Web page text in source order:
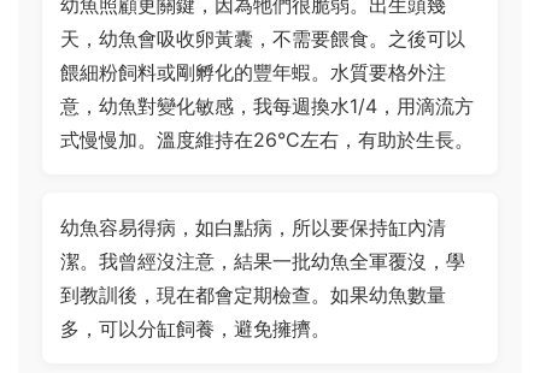
幼魚照顧更關鍵，因為牠們很脆弱。出生頭幾
天，幼魚會吸收卵黃囊，不需要餵食。之後可以
餵細粉飼料或剛孵化的豐年蝦。水質要格外注
意，幼魚對變化敏感，我每週換水1/4，用滴流方
式慢慢加。溫度維持在26°C左右，有助於生長。
幼魚容易得病，如白點病，所以要保持缸內清
潔。我曾經沒注意，結果一批幼魚全軍覆沒，學
到教訓後，現在都會定期檢查。如果幼魚數量
多，可以分缸飼養，避免擁擠。